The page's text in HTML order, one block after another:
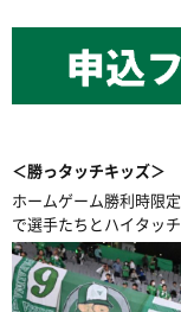
＜勝っタッチキッズ＞
ホームゲーム勝利時限
で選手たちとハイタッ